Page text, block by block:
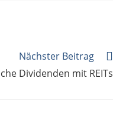
Nächster Beitrag
Dividenden mit REITs